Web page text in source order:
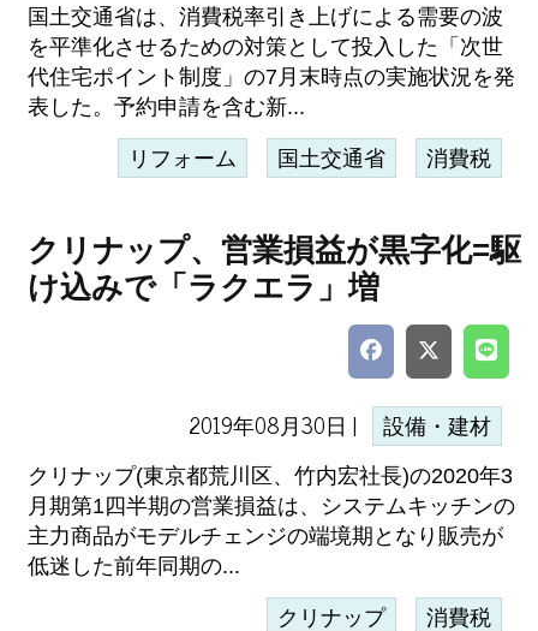
国土交通省は、消費税率引き上げによる需要の波
を平準化させるための対策として投入した「次世
代住宅ポイント制度」の7月末時点の実施状況を発
表した。予約申請を含む新...
リフォーム 国土交通省 消費税
クリナップ、営業損益が黒字化=駆
け込みで「ラクエラ」増
2019年08月30日 | 設備・建材
クリナップ(東京都荒川区、竹内宏社長)の2020年3
月期第1四半期の営業損益は、システムキッチンの
主力商品がモデルチェンジの端境期となり販売が
低迷した前年同期の...
クリナップ 消費税